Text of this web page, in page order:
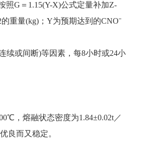
G＝1.15(Y-X)公式定量补加Z-
重量(kg)；Y为预期达到的CNOˉ
或间断)等因素，每8小时或24小
，熔融状态密度为1.84±0.02t／
良而又稳定。